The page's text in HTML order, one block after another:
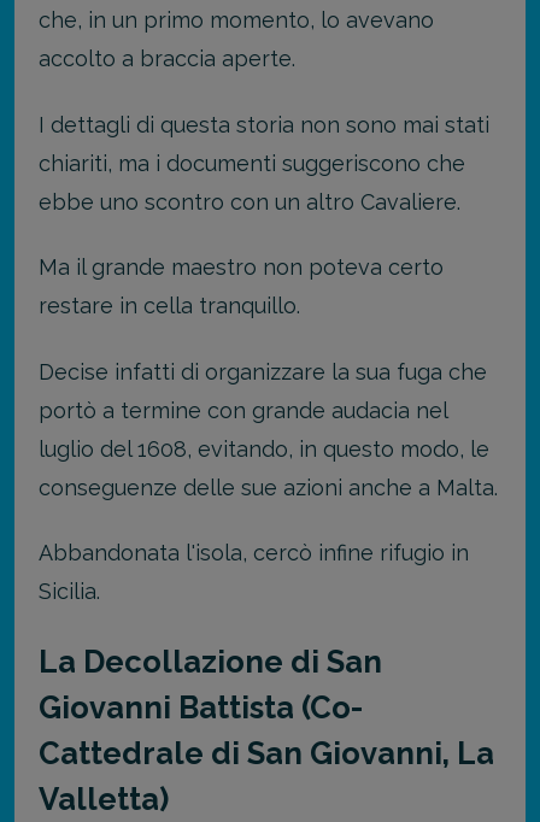
che, in un primo momento, lo avevano
accolto a braccia aperte.
I dettagli di questa storia non sono mai stati
chiariti, ma i documenti suggeriscono che
ebbe uno scontro con un altro Cavaliere.
Ma il grande maestro non poteva certo
restare in cella tranquillo.
Decise infatti di organizzare la sua fuga che
portò a termine con grande audacia nel
luglio del 1608, evitando, in questo modo, le
conseguenze delle sue azioni anche a Malta.
Abbandonata l'isola, cercò infine rifugio in
Sicilia.
La Decollazione di San
Giovanni Battista (Co-
Cattedrale di San Giovanni, La
Valletta)